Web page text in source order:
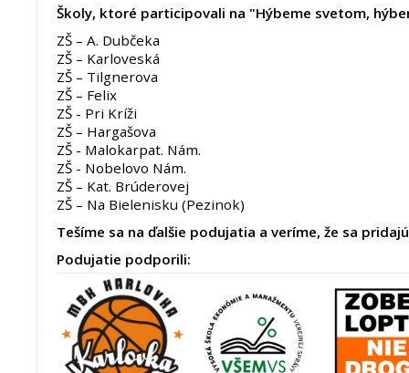
Školy, ktoré participovali na "Hýbeme svetom,
ZŠ – A. Dubčeka
ZŠ – Karloveská
ZŠ – Tilgnerova
ZŠ – Felix
ZŠ - Pri Kríži
ZŠ – Hargašova
ZŠ - Malokarpat. Nám.
ZŠ - Nobelovo Nám.
ZŠ – Kat. Brúderovej
ZŠ – Na Bielenisku (Pezinok)
Tešíme sa na ďalšie podujatia a veríme, že sa
Podujatie podporili: